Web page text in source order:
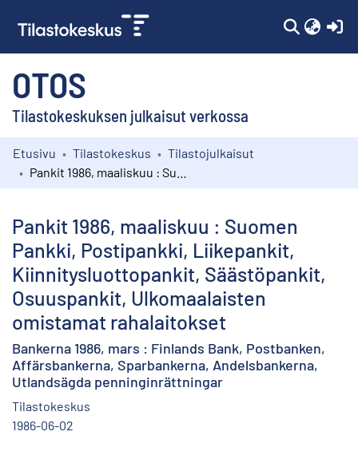
OTOS
Tilastokeskuksen julkaisut verkossa
Kokoelmat
Etusivu Tilastokeskus
Tilastojulkaisut
Pankit 1986, maaliskuu : Suomen
Pankki, Postipankki, Liikepankit,
Kiinnitysluottopankit, Säästöpankit,
Osuuspankit, Ulkomaalaisten
omistamat rahalaitokset
Bankerna 1986, mars : Finlands Bank, Postbanken,
Affärsbankerna, Sparbankerna, Andelsbankerna,
Utlandsägda penninginrättningar
Tilastokeskus
1986-06-02